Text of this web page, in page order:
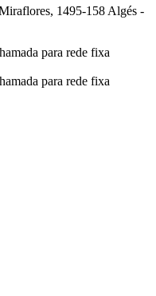
1495-158 Algés -
para rede fixa
para rede fixa